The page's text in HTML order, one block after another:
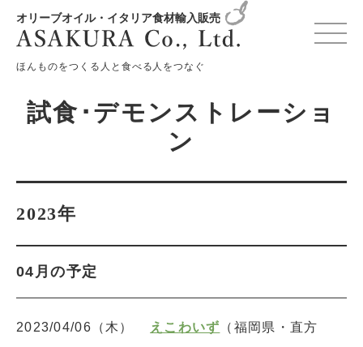
オリーブオイル・イタリア食材輸入販売
ほんものをつくる人と食べる人をつなぐ
変更確認プレビュー
試食･デモンストレーショ
ン
2023年
04月の予定
2023/04/06（木） えこわいず （福岡県・直方